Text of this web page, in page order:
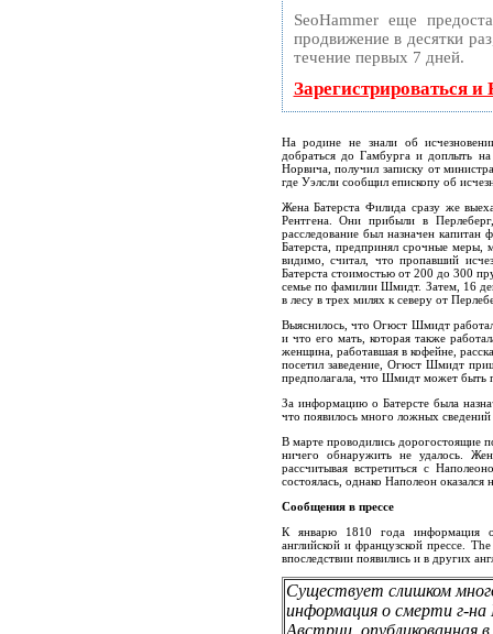
SeoHammer еще
продвижение в десятки
течение первых 7 дней.
Зарегистрироваться
На родине не знали об
добраться до Гамбурга и доплыть
Норвича, получил записку от
где Уэлсли сообщил епископу об
Жена Батерста Филида сразу же
Рентгена. Они прибыли в
расследование был назначен капитан
Батерста, предпринял срочные меры,
видимо, считал, что пропавший
Батерста стоимостью от 200 до 300
семье по фамилии Шмидт. Затем, 16
в лесу в трех милях к северу от
Выяснилось, что Огюст Шмидт
и что его мать, которая также
женщина, работавшая в кофейне,
посетил заведение, Огюст Шмидт
предполагала, что Шмидт может быть
За информацию о Батерсте была
что появилось много ложных
В марте проводились дорогостоящие
ничего обнаружить не удалось.
рассчитывая встретиться с
состоялась, однако Наполеон
Сообщения в прессе
К январю 1810 года информация
английской и французской прессе.
впоследствии появились и в других
Существует слишком
информация о смерти г-
Австрии, опубликованная